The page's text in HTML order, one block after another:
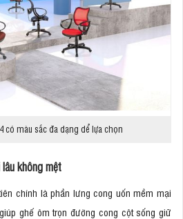
có màu sắc đa dạng dể lựa chọn
không mệt
chính là phần lưng cong uốn mềm mại
ghế ôm trọn đường cong cột sống giữ